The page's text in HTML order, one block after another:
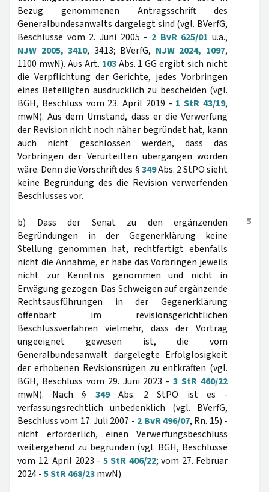
Bezug genommenen Antragsschrift des
Generalbundesanwalts dargelegt sind (vgl. BVerfG,
Beschlüsse vom 2. Juni 2005 - 2 BvR 625/01 u.a.,
NJW 2005, 3410, 3413; BVerfG, NJW 2024, 1097,
1100 mwN). Aus Art. 103Abs. 1 GG ergibt sich nicht
die Verpflichtung der Gerichte, jedes Vorbringen
eines Beteiligten ausdrücklich zu bescheiden (vgl.
BGH, Beschluss vom 23. April 2019 - 1 StR 43/19,
mwN). Aus dem Umstand, dass er die Verwerfung
der Revision nicht noch näher begründet hat, kann
auch nicht geschlossen werden, dass das
Vorbringen der Verurteilten übergangen worden
wäre. Denn die Vorschrift des §349Abs. 2 StPO sieht
keine Begründung des die Revision verwerfenden
Beschlusses vor.
5
b) Dass der Senat zu den ergänzenden
Begründungen in der Gegenerklärung keine
Stellung genommen hat, rechtfertigt ebenfalls
nicht die Annahme, er habe das Vorbringen jeweils
nicht zur Kenntnis genommen und nicht in
Erwägung gezogen. Das Schweigen auf ergänzende
Rechtsausführungen in der Gegenerklärung
offenbart im revisionsgerichtlichen
Beschlussverfahren vielmehr, dass der Vortrag
ungeeignet gewesen ist, die vom
Generalbundesanwalt dargelegte Erfolglosigkeit
der erhobenen Revisionsrügen zu entkräften (vgl.
BGH, Beschluss vom 29. Juni 2023 -3 StR 460/22
mwN). Nach § 349Abs. 2 StPO ist es -
verfassungsrechtlich unbedenklich (vgl. BVerfG,
Beschluss vom 17. Juli 2007 - 2 BvR 496/07, Rn. 15) -
nicht erforderlich, einen Verwerfungsbeschluss
weitergehend zu begründen (vgl. BGH, Beschlüsse
vom 12. April 2023 - 5 StR 406/22; vom 27. Februar
2024 -5 StR 468/23mwN).